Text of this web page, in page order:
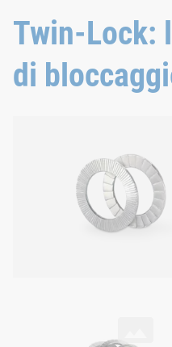
Twin-Lock:
di